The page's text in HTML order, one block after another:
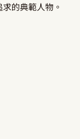
的典範人物。